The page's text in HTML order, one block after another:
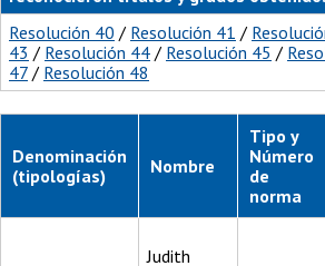
Resolución 40 / Resolución 41 /
43 / Resolución 44 / Resolución 45 /
47 / Resolución 48
Denominación
(tipologías)
Nombre
Tipo y
Número
de
norma
Judith